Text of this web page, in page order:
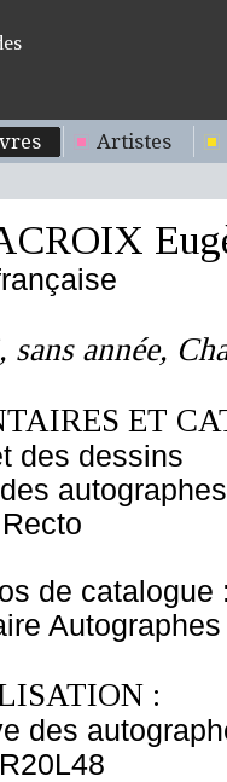
Artistes
sans année,
ET
des dessins
autographes
de catalogue
:
des